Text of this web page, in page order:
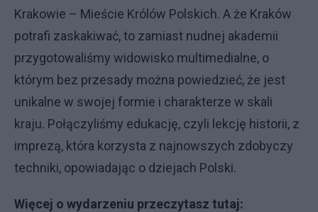
Krakowie – Mieście Królów Polskich. A że Kraków
potrafi zaskakiwać, to zamiast nudnej akademii
przygotowaliśmy widowisko multimedialne, o
którym bez przesady można powiedzieć, że jest
unikalne w swojej formie i charakterze w skali
kraju. Połączyliśmy edukację, czyli lekcję historii, z
imprezą, która korzysta z najnowszych zdobyczy
techniki, opowiadając o dziejach Polski.
Więcej o wydarzeniu przeczytasz tutaj: